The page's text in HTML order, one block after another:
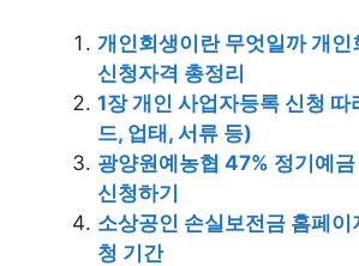
개인회생이란 무엇일까 개인
신청자격 총정리
1장 개인 사업자등록 신청
드, 업태, 서류 등)
광양원예농협 47% 정기예
신청하기
소상공인 손실보전금 홈페이
청 기간